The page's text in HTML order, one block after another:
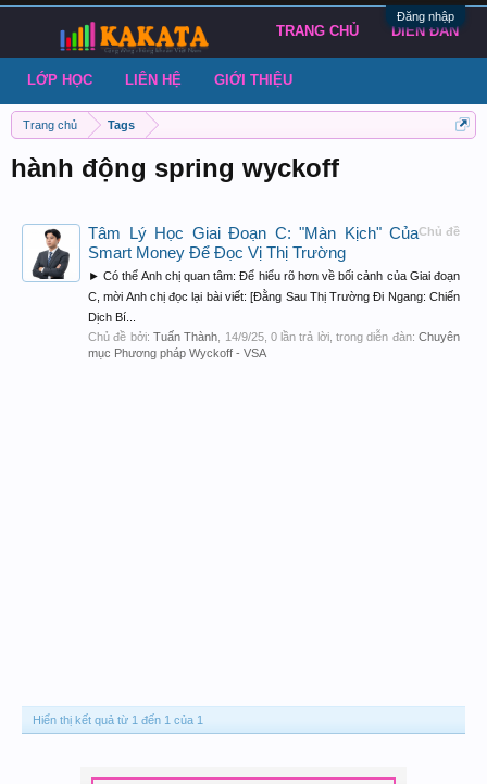
Đăng nhập
Trang chủ Tags
hành động spring wyckoff
Chủ đề
Tâm Lý Học Giai Đoạn C: "Màn Kịch" Của
Smart Money Để Đọc Vị Thị Trường
► Có thể Anh chị quan tâm: Để hiểu rõ hơn về bối cảnh của Giai đoạn
C, mời Anh chị đọc lại bài viết: [Đằng Sau Thị Trường Đi Ngang: Chiến
Dịch Bí...
Chủ đề bởi: Tuấn Thành 14/9/25, 0 lần trả lời, trong diễn đàn:Chuyên
mục Phương pháp Wyckoff - VSA
Hiển thị kết quả từ 1 đến 1 của 1
TRANG CHỦ DIỄN ĐÀN
LỚP HỌC LIÊN HỆ GIỚI THIỆU